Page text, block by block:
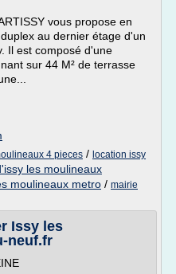
vous propose en
au dernier étage d'un
Il est composé d'une
sur 44 M² de terrasse
4 pieces / location issy
les moulineaux
moulineaux metro / mairie
Issy les
neuf.fr